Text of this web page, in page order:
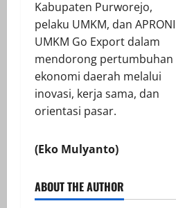
Kabupaten Purworejo,
pelaku UMKM, dan APRONI
UMKM Go Export dalam
mendorong pertumbuhan
ekonomi daerah melalui
inovasi, kerja sama, dan
orientasi pasar.
(Eko Mulyanto)
ABOUT THE AUTHOR